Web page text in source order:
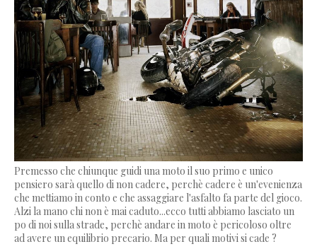
Premesso che chiunque guidi una moto il suo primo e unico
pensiero sarà quello di non cadere, perchè cadere è un'evenienza
che mettiamo in conto e che assaggiare l'asfalto fa parte del gioco.
Alzi la mano chi non è mai caduto...ecco tutti abbiamo lasciato un
po di noi sulla strade, perchè andare in moto è pericoloso oltre
ad avere un equilibrio precario. Ma per quali motivi si cade ?